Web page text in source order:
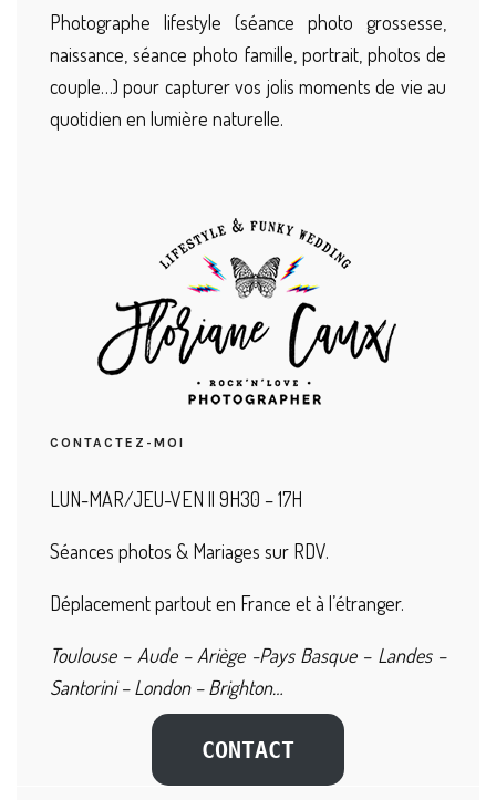
Photographe lifestyle (séance photo grossesse,
naissance, séance photo famille, portrait, photos de
couple…) pour capturer vos jolis moments de vie au
quotidien en lumière naturelle.
CONTACTEZ-MOI
LUN-MAR/JEU-VEN || 9H30 – 17H
Séances photos & Mariages sur RDV.
Déplacement partout en France et à l’étranger.
Toulouse – Aude – Ariège -Pays Basque – Landes –
Santorini – London – Brighton…
CONTACT